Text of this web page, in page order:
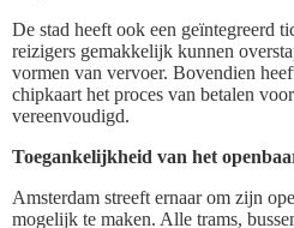
De stad heeft ook een geïntegreerd
reizigers gemakkelijk kunnen
vormen van vervoer. Bovendien
chipkaart het proces van betalen
vereenvoudigd.
Toegankelijkheid van het
Amsterdam streeft ernaar om zijn
mogelijk te maken. Alle trams,